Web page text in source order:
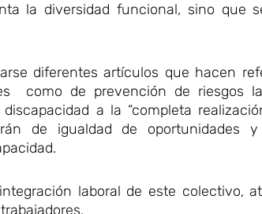
la diversidad funcional, sino que
diferentes artículos que hacen
como de prevención de riesgos
a la “completa
de igualdad de oportunidades
laboral de este colectivo,